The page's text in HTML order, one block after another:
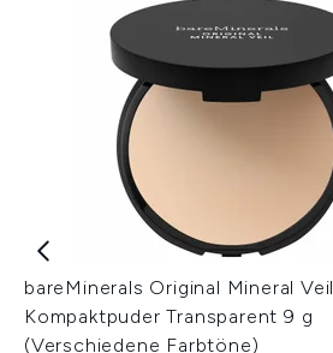
bareMinerals Original Mineral Veil
Kompaktpuder Transparent 9 g
(Verschiedene Farbtöne)